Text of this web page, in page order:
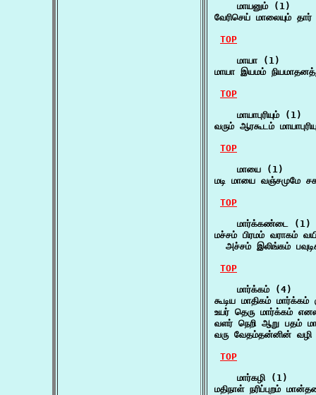
    மாயனும் (1)
வேரிசெய் மாலையும்
TOP
    மாயா (1)
மாயா இயமம்
TOP
    மாயாபுரியும் (1)
வரும் ஆரகூடம்
TOP
    மாயை (1)
மடி மாயை வஞ்சமுமே
TOP
    மார்க்கண்டை (1)
மச்சம் பிரமம் வராகம்
அச்சம் இலிங்கம்
TOP
    மார்க்கம் (4)
கூடிய மாதிகம்
உயர் தெரு மார்க்கம்
வளர் நெறி ஆறு பதம்
வரு வேதம்தன்னின்
TOP
    மார்கழி (1)
மதிநாள் நரிப்புறம்